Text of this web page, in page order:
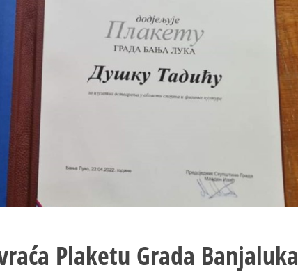
Plaketu Grada Banjaluka